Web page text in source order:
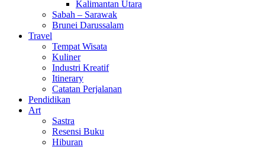
Kalimantan Utara
Sabah – Sarawak
Brunei Darussalam
Travel
Tempat Wisata
Kuliner
Industri Kreatif
Itinerary
Catatan Perjalanan
Pendidikan
Art
Sastra
Resensi Buku
Hiburan